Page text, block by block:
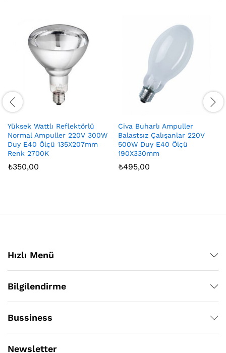
Yüksek Wattlı Reflektörlü
Normal Ampuller 220V 300W
Duy E40 Ölçü 135X207mm
Renk 2700K
₺350,00
Civa Buharlı Ampuller
Balastsız Çalışanlar 220V
500W Duy E40 Ölçü
190X330mm
₺495,00
Hızlı Menü
Bilgilendirme
Bussiness
Newsletter